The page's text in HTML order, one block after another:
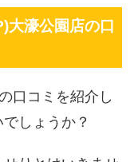
濠公園店の口
口コミを紹介し
しょうか？